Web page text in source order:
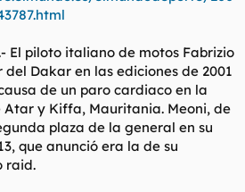
El piloto italiano de motos Fabrizio
Dakar en las ediciones de 2001
de un paro cardiaco en la
y Kiffa, Mauritania. Meoni, de
plaza de la general en su
que anunció era la de su
raid.